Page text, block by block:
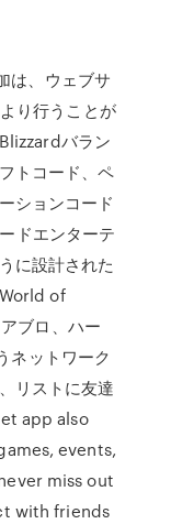
は、ウェブサ
り行うことが
バラン
トコード、ペ
ションコード
ドエンターテ
に設計された
of
ブロ、ハー
ネットワーク
リストに友達
app also
events,
miss out
with friends